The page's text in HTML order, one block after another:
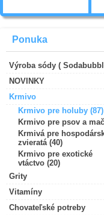
Ponuka
Výroba sódy (
NOVINKY
Krmivo
Krmivo pre holuby (87)
Krmivo pre psov a
Krmivá pre
zvieratá (40)
Krmivo pre exotické
vtáctvo (20)
Grity
Vitamíny
Chovateľské potreby